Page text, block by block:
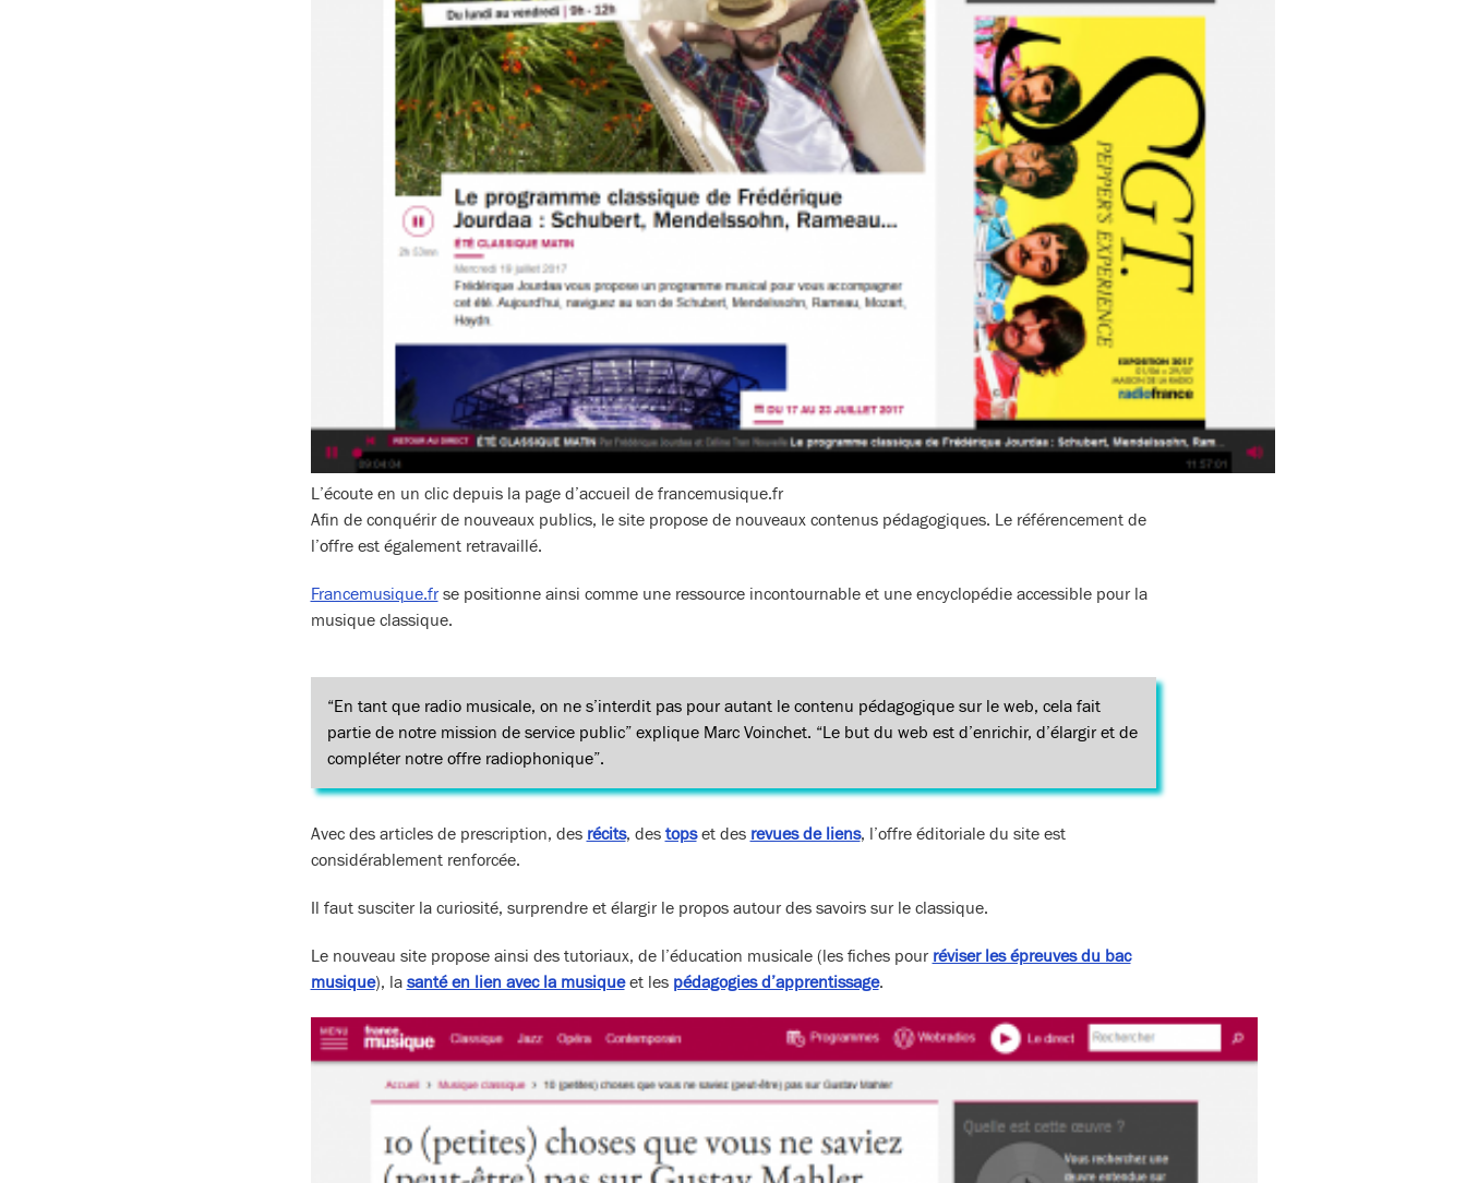
L’écoute en un clic depuis la page d’accueil de francemusique.fr
Afin de conquérir de nouveaux publics, le site propose de nouveaux contenus pédagogiques. Le référencement de
l’offre est également retravaillé.
Francemusique.frse positionne ainsi comme une ressource incontournable et une encyclopédie accessible pour la
musique classique.
“En tant que radio musicale, on ne s’interdit pas pour autant le contenu pédagogique sur le web, cela fait
partie de notre mission de service public” explique Marc Voinchet. “Le but du web est d’enrichir, d’élargir et de
compléter notre offre radiophonique”.
Avec des articles de prescription, des récits, des topset des revues de liens, l’offre éditoriale du site est
considérablement renforcée.
Il faut susciter la curiosité, surprendre et élargir le propos autour des savoirs sur le classique.
Le nouveau site propose ainsi des tutoriaux, de l’éducation musicale (les fiches pour réviser les épreuves du bac
musique), la santé en lien avec la musiqueet les pédagogies d’apprentissage.